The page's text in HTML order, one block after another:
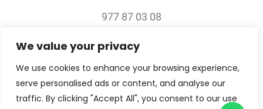
We value your privacy
We use cookies to enhance your browsing experience,
serve personalised ads or content, and analyse our
traffic. By clicking "Accept All", you consent to our use
977 87 03 08
© 2023 All rights Reserved. Villa Engràcia